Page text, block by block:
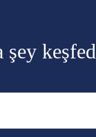
şey